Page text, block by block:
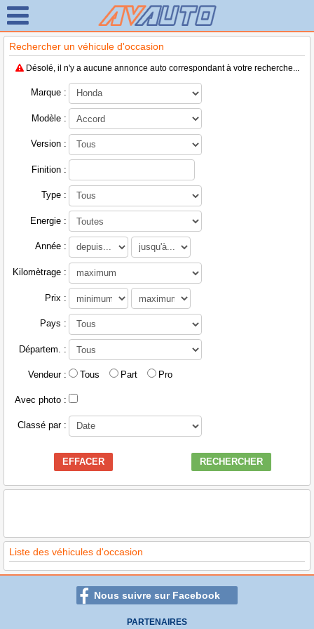
Rechercher un véhicule d'occasion
Désolé, il n'y a aucune annonce auto correspondant à votre recherche...
Marque :
Modèle :
Version :
Finition :
Type :
Energie :
Année :
Kilomètrage :
Prix :
Pays :
Départem. :
Vendeur : Tous Part Pro
Avec photo :
Classé par :
EFFACER RECHERCHER
Liste des véhicules d'occasion
Nous suivre sur Facebook
PARTENAIRES